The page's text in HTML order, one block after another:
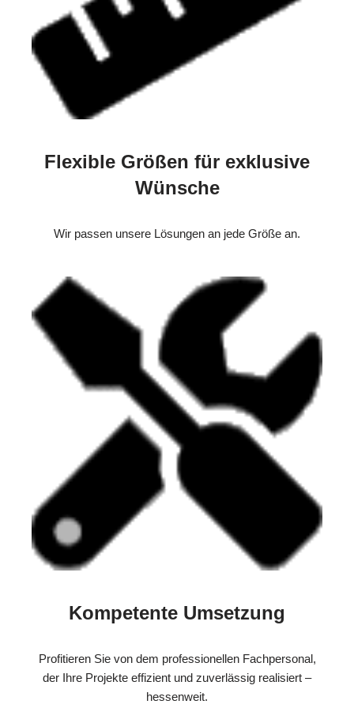
Flexible Größen für exklusive
Wünsche
Wir passen unsere Lösungen an jede Größe an.
Kompetente Umsetzung
Profitieren Sie von dem professionellen Fachpersonal,
der Ihre Projekte effizient und zuverlässig realisiert –
hessenweit.